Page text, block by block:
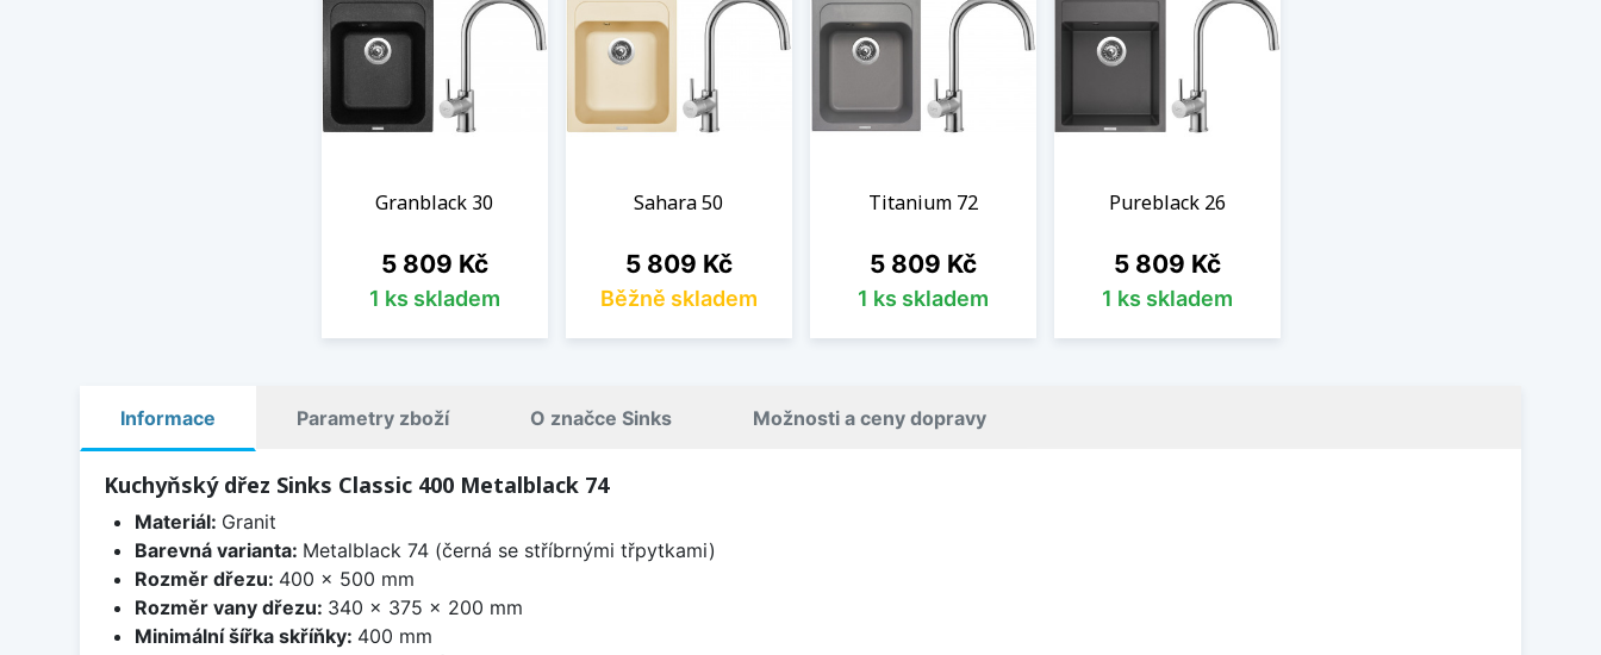
Granblack 30
Cena
5 809 Kč
1 ks skladem
Sahara 50
Cena
5 809 Kč
Běžně skladem
Titanium 72
Cena
5 809 Kč
1 ks skladem
Pureblack 26
Cena
5 809 Kč
1 ks skladem
Informace Parametry zboží O značce Sinks Možnosti a ceny dopravy
Kuchyňský dřez Sinks Classic 400 Metalblack 74
Materiál: Granit
Barevná varianta: Metalblack 74 (černá se stříbrnými třpytkami)
Rozměr dřezu: 400 x 500 mm
Rozměr vany dřezu: 340 x 375 x 200 mm
Minimální šířka skříňky: 400 mm